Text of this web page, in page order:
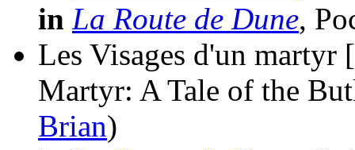
in La Route de Dune,
Les Visages d'un martyr [
Martyr: A Tale of the
Brian)